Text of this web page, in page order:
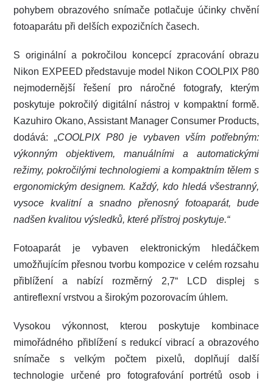
pohybem obrazového snímače potlačuje účinky chvění
fotoaparátu při delších expozičních časech.
S originální a pokročilou koncepcí zpracování obrazu
Nikon EXPEED představuje model Nikon COOLPIX P80
nejmodernější řešení pro náročné fotografy, kterým
poskytuje pokročilý digitální nástroj v kompaktní formě.
Kazuhiro Okano, Assistant Manager Consumer Products,
dodává: „COOLPIX P80 je vybaven vším potřebným:
výkonným objektivem, manuálními a automatickými
režimy, pokročilými technologiemi a kompaktním tělem s
ergonomickým designem. Každý, kdo hledá všestranný,
vysoce kvalitní a snadno přenosný fotoaparát, bude
nadšen kvalitou výsledků, které přístroj poskytuje.“
Fotoaparát je vybaven elektronickým hledáčkem
umožňujícím přesnou tvorbu kompozice v celém rozsahu
přiblížení a nabízí rozměrný 2,7“ LCD displej s
antireflexní vrstvou a širokým pozorovacím úhlem.
Vysokou výkonnost, kterou poskytuje kombinace
mimořádného přiblížení s redukcí vibrací a obrazového
snímače s velkým počtem pixelů, doplňují další
technologie určené pro fotografování portrétů osob i